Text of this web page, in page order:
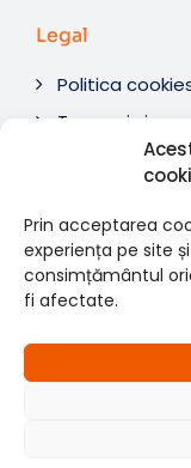
Prin acceptarea
experiența pe site
consimțământul
fi afectate.
Legal
Politica
Termeni si
Soluționare
rezervate.
Website